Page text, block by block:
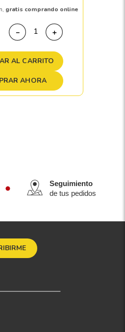
gratis comprando online
＋
－
AL CARRITO
AHORA
Seguimiento
de tus pedidos